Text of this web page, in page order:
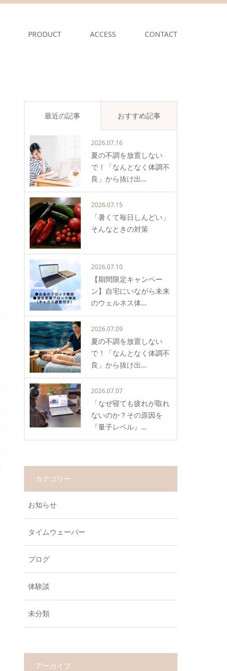
PRODUCT ACCESS CONTACT
最近の記事 おすすめ記事
2026.07.16
夏の不調を放置しない
で！「なんとなく体調不
良」から抜け出…
2026.07.15
「暑くて毎日しんどい」
そんなときの対策
2026.07.10
【期間限定キャンペー
ン】自宅にいながら未来
のウェルネス体…
2026.07.09
夏の不調を放置しない
で！「なんとなく体調不
良」から抜け出…
2026.07.07
「なぜ寝ても疲れが取れ
ないのか？その原因を
『量子レベル』…
カテゴリー
お知らせ
タイムウェーバー
ブログ
体験談
未分類
アーカイブ